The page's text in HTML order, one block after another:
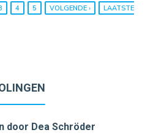
4 5 VOLGENDE ›
LAATSTE
door Dea Schröder